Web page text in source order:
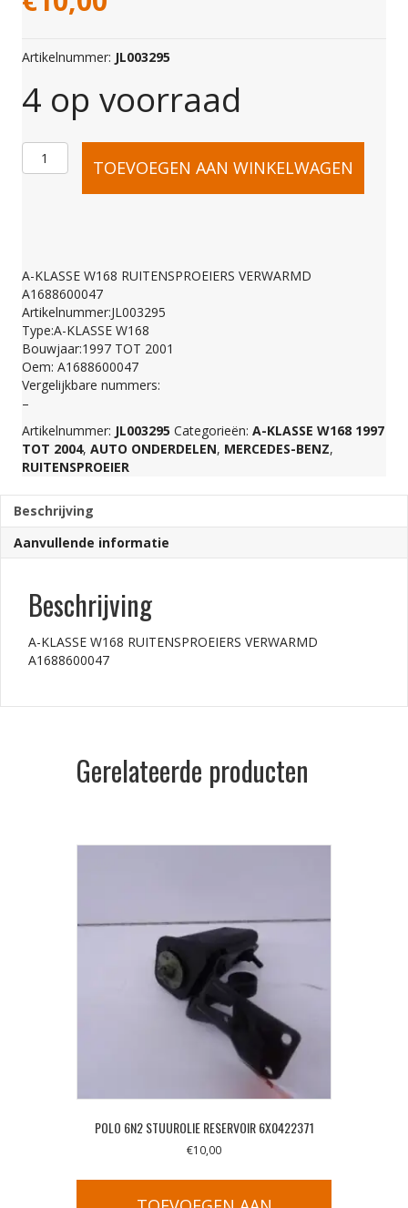
Artikelnummer: JL003295
4 op voorraad
A-
W168
RUITENSPROEIERS
VERWARMD
A1688600047
aantal
TOEVOEGEN AAN WINKELWAGEN
A-KLASSE W168 RUITENSPROEIERS VERWARMD
A1688600047
Artikelnummer:JL003295
Type:A-KLASSE W168
Bouwjaar:1997 TOT 2001
Oem: A1688600047
Vergelijkbare nummers:
–
Artikelnummer: JL003295 Categorieën: A-KLASSE W168 1997
TOT 2004, AUTO ONDERDELEN, MERCEDES-BENZ,
RUITENSPROEIER
Beschrijving
Aanvullende informatie
Beschrijving
A-KLASSE W168 RUITENSPROEIERS VERWARMD
A1688600047
Gerelateerde producten
POLO 6N2 STUUROLIE RESERVOIR 6X0422371
€10,00